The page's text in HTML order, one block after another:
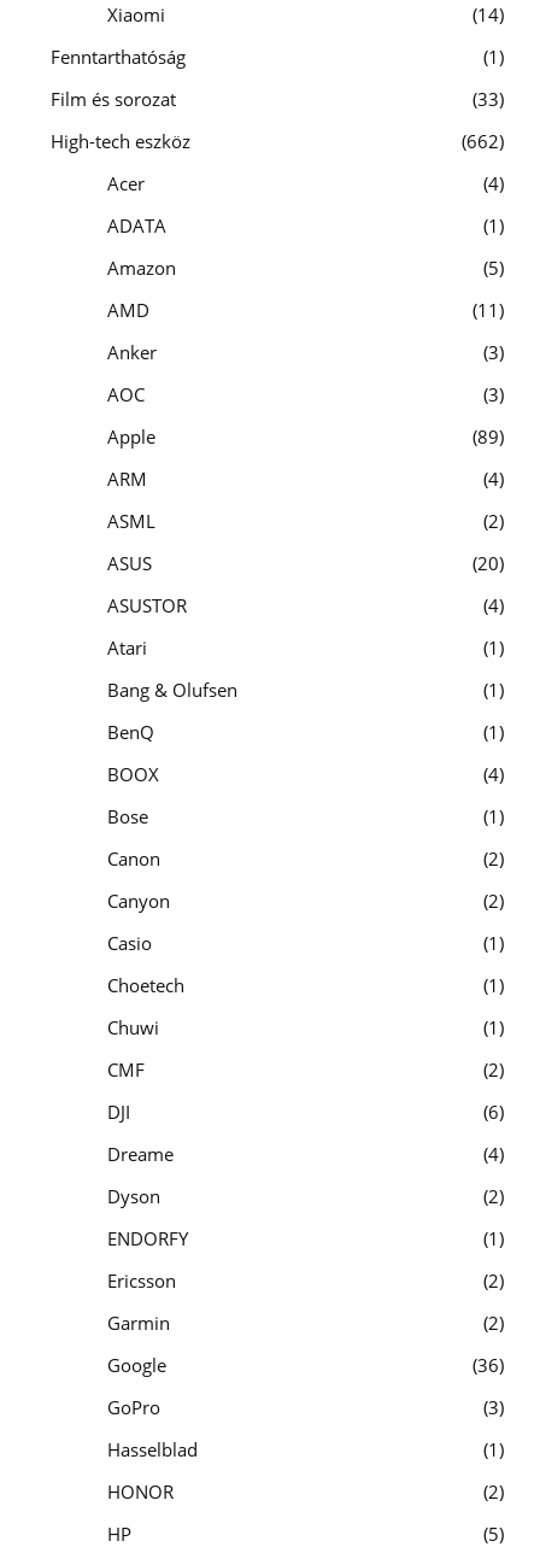
Xiaomi
14
Fenntarthatóság
1
Film és sorozat
33
High-tech eszköz
662
Acer
4
ADATA
1
Amazon
5
AMD
11
Anker
3
AOC
3
Apple
89
ARM
4
ASML
2
ASUS
20
ASUSTOR
4
Atari
1
Bang & Olufsen
1
BenQ
1
BOOX
4
Bose
1
Canon
2
Canyon
2
Casio
1
Choetech
1
Chuwi
1
CMF
2
DJI
6
Dreame
4
Dyson
2
ENDORFY
1
Ericsson
2
Garmin
2
Google
36
GoPro
3
Hasselblad
1
HONOR
2
HP
5